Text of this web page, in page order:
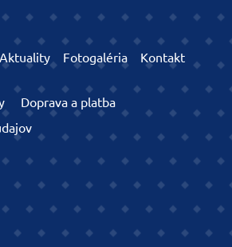
Aktuality Fotogaléria Kontakt
Doprava a platba